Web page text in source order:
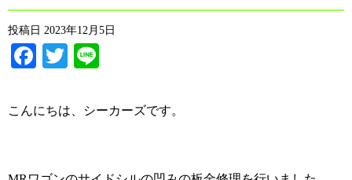
投稿日 2023年12月5日
Facebook
Twitter
こんにちは、シーカーズです。